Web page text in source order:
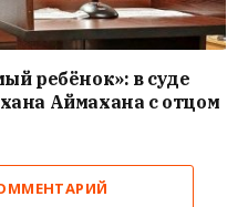
ребёнок»: в суде
Аймахана с отцом